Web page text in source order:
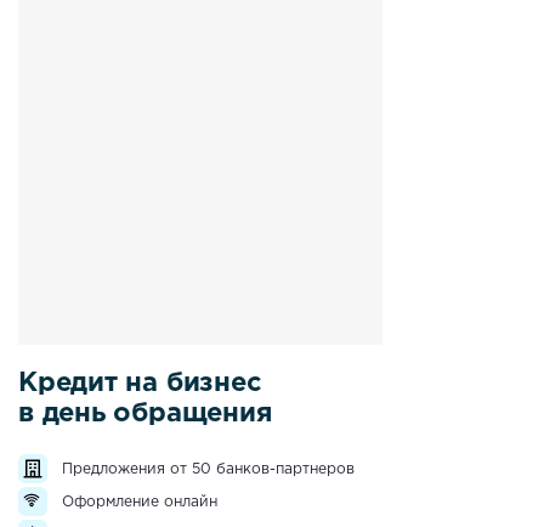
Кредит на бизнес
в день обращения
Предложения от 50 банков-партнеров
Оформление онлайн